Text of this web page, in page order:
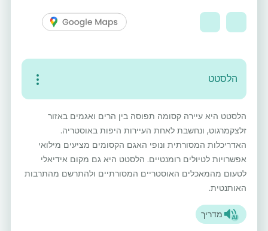
הלסטט
הלסטט היא עיירה קסומה תפוסה בין הרים ואגמים באזור
זלצקמרגוט, ונחשבת לאחת העיירות היפות באוסטריה.
האדריכלות המסורתית ונופי האגם הקסומים מציעים מילואי
אפשרויות לטיולים רומנטיים. הלסטט היא גם מקום אידיאלי
לטעום מהמאכלים האוסטריים המסורתיים ולהתרשם מהתרבות
האותנטית.
מדריך